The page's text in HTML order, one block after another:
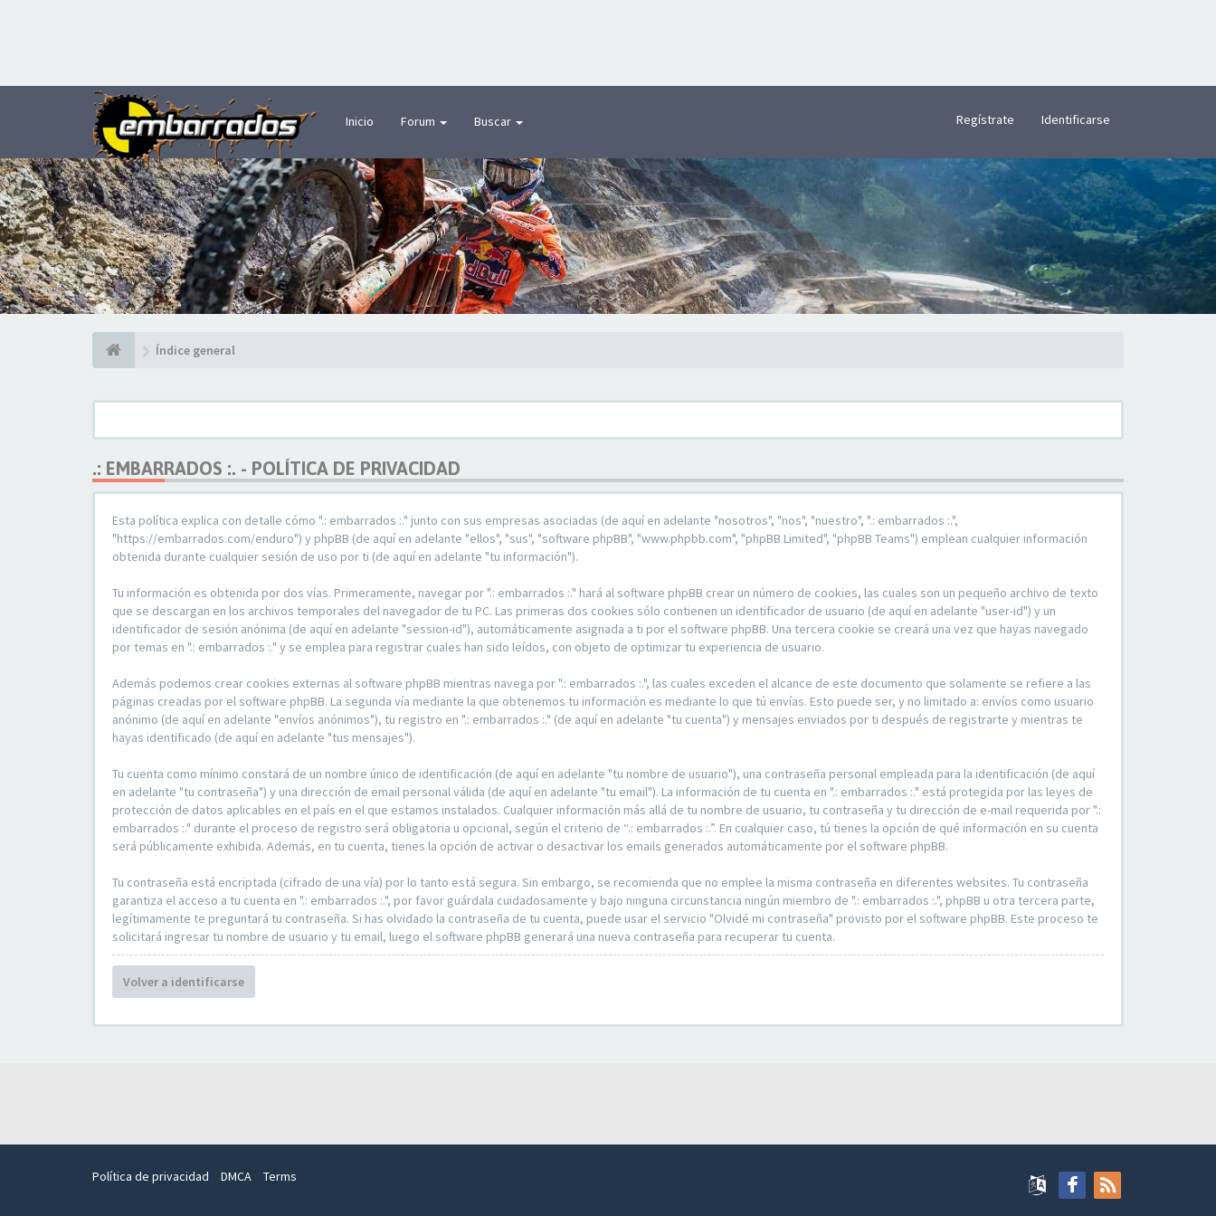
Inicio Forum Buscar Regístrate Identificarse
Índice general
.: EMBARRADOS :. - POLÍTICA DE PRIVACIDAD
Esta política explica con detalle cómo ".: embarrados :." junto con sus empresas asociadas (de aquí en adelante "nosotros", "nos", "nuestro", ".: embarrados :.",
"https://embarrados.com/enduro") y phpBB (de aquí en adelante "ellos", "sus", "software phpBB", "www.phpbb.com", "phpBB Limited", "phpBB Teams") emplean cualquier información
obtenida durante cualquier sesión de uso por ti (de aquí en adelante "tu información").
Tu información es obtenida por dos vías. Primeramente, navegar por ".: embarrados :." hará al software phpBB crear un número de cookies, las cuales son un pequeño archivo de texto
que se descargan en los archivos temporales del navegador de tu PC. Las primeras dos cookies sólo contienen un identificador de usuario (de aquí en adelante "user-id") y un
identificador de sesión anónima (de aquí en adelante "session-id"), automáticamente asignada a ti por el software phpBB. Una tercera cookie se creará una vez que hayas navegado
por temas en ".: embarrados :." y se emplea para registrar cuales han sido leídos, con objeto de optimizar tu experiencia de usuario.
Además podemos crear cookies externas al software phpBB mientras navega por ".: embarrados :.", las cuales exceden el alcance de este documento que solamente se refiere a las
páginas creadas por el software phpBB. La segunda vía mediante la que obtenemos tu información es mediante lo que tú envías. Esto puede ser, y no limitado a: envíos como usuario
anónimo (de aquí en adelante "envíos anónimos"), tu registro en ".: embarrados :." (de aquí en adelante "tu cuenta") y mensajes enviados por ti después de registrarte y mientras te
hayas identificado (de aquí en adelante "tus mensajes").
Tu cuenta como mínimo constará de un nombre único de identificación (de aquí en adelante "tu nombre de usuario"), una contraseña personal empleada para la identificación (de aquí
en adelante "tu contraseña") y una dirección de email personal válida (de aquí en adelante "tu email"). La información de tu cuenta en ".: embarrados :." está protegida por las leyes de
protección de datos aplicables en el país en el que estamos instalados. Cualquier información más allá de tu nombre de usuario, tu contraseña y tu dirección de e-mail requerida por ".:
embarrados :." durante el proceso de registro será obligatoria u opcional, según el criterio de “.: embarrados :.”. En cualquier caso, tú tienes la opción de qué información en su cuenta
será públicamente exhibida. Además, en tu cuenta, tienes la opción de activar o desactivar los emails generados automáticamente por el software phpBB.
Tu contraseña está encriptada (cifrado de una vía) por lo tanto está segura. Sin embargo, se recomienda que no emplee la misma contraseña en diferentes websites. Tu contraseña
garantiza el acceso a tu cuenta en ".: embarrados :.", por favor guárdala cuidadosamente y bajo ninguna circunstancia ningún miembro de ".: embarrados :.", phpBB u otra tercera parte,
legítimamente te preguntará tu contraseña. Si has olvidado la contraseña de tu cuenta, puede usar el servicio "Olvidé mi contraseña" provisto por el software phpBB. Este proceso te
solicitará ingresar tu nombre de usuario y tu email, luego el software phpBB generará una nueva contraseña para recuperar tu cuenta.
Volver a identificarse
Política de privacidad DMCA Terms